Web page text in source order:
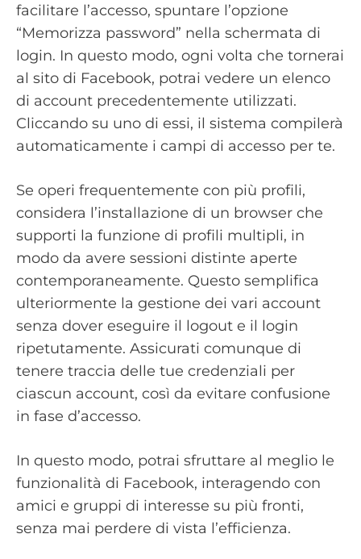
facilitare l’accesso, spuntare l’opzione
“Memorizza password” nella schermata di
login. In questo modo, ogni volta che tornerai
al sito di Facebook, potrai vedere un elenco
di account precedentemente utilizzati.
Cliccando su uno di essi, il sistema compilerà
automaticamente i campi di accesso per te.
Se operi frequentemente con più profili,
considera l’installazione di un browser che
supporti la funzione di profili multipli, in
modo da avere sessioni distinte aperte
contemporaneamente. Questo semplifica
ulteriormente la gestione dei vari account
senza dover eseguire il logout e il login
ripetutamente. Assicurati comunque di
tenere traccia delle tue credenziali per
ciascun account, così da evitare confusione
in fase d’accesso.
In questo modo, potrai sfruttare al meglio le
funzionalità di Facebook, interagendo con
amici e gruppi di interesse su più fronti,
senza mai perdere di vista l’efficienza.